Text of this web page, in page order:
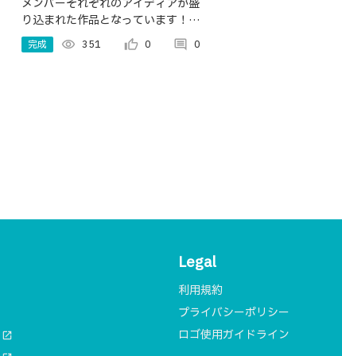
メンバーそれぞれのアイディアが盛
り込まれた作品となっています！ぜ
ひ、このシステムで愛を深め合って
欲しいと思います！愛を深めたい方
完成 visibility 351 thumb_up_alt 0 comment 0
open_in_new
Legal
利用規約
プライバシーポリシー
ロゴ使用ガイドライン